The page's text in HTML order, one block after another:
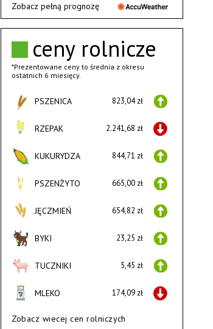
ceny rolnicze
*Prezentowane ceny to średnia z okresu
ostatnich 6 miesięcy.
PSZENICA 823,04 zł
RZEPAK 2.241,68 zł
KUKURYDZA 844,71 zł
PSZENŻYTO 665,00 zł
JĘCZMIEŃ 654,82 zł
BYKI 23,25 zł
TUCZNIKI 5,45 zł
MLEKO 174,09 zł
Zobacz wiecej cen rolniczych
Zobacz pełną prognozę